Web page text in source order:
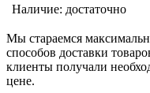
Наличие: достаточно
Мы стараемся
способов доставки
клиенты получали
цене.